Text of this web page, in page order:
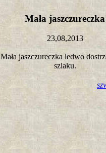
Mała
23,08,2013
Mała jaszczureczka ledwo
szlaku.